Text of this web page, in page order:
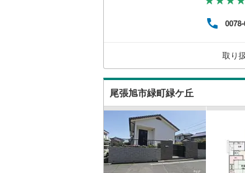
取り
尾張旭市緑町緑ケ丘
弥富市
長久
丹羽
海部
知
北
リビ
キッチン
販売、
即